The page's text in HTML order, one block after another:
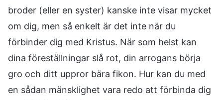
broder (eller en syster) kanske inte visar mycket
om dig, men så enkelt är det inte när du
förbinder dig med Kristus. När som helst kan
dina föreställningar slå rot, din arrogans börja
gro och ditt uppror bära fikon. Hur kan du med
en sådan mänsklighet vara redo att förbinda dig